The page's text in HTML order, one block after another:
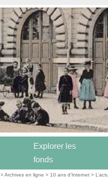
Explorer les
fonds
>Archives en ligne > 10 ans d’Internet >